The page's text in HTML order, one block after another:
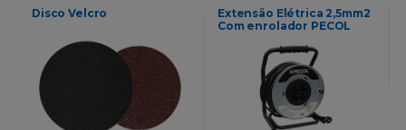
Disco Velcro
Extensão Elétrica 2,5mm2
Com enrolador PECOL